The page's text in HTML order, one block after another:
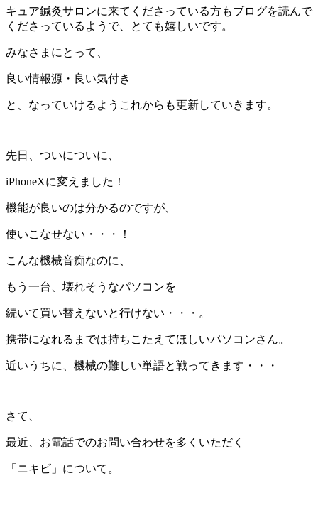
キュア鍼灸サロンに来てくださっている方もブログを読んで
くださっているようで、とても嬉しいです。
みなさまにとって、
良い情報源・良い気付き
と、なっていけるようこれからも更新していきます。
先日、ついについに、
iPhoneXに変えました！
機能が良いのは分かるのですが、
使いこなせない・・・！
こんな機械音痴なのに、
もう一台、壊れそうなパソコンを
続いて買い替えないと行けない・・・。
携帯になれるまでは持ちこたえてほしいパソコンさん。
近いうちに、機械の難しい単語と戦ってきます・・・
さて、
最近、お電話でのお問い合わせを多くいただく
「ニキビ」について。